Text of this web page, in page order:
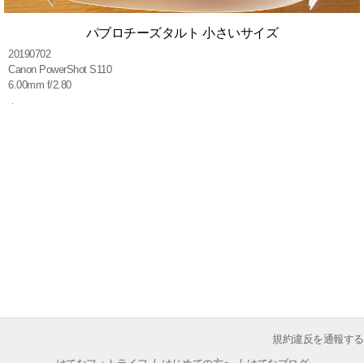
パブロチーズタルト 小さいサイズ
20190702
Canon PowerShot S110
6.00mm f/2.80
規約違反を通報する